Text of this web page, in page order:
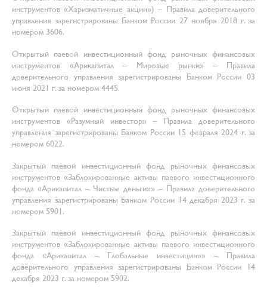
инструментов «Харизматичные акции») – Правила доверительного
управления зарегистрированы Банком России 27 ноября 2018 г. за
номером 3606.
Открытый паевой инвестиционный фонд рыночных финансовых
инструментов «Арикапитал – Мировые рынки» – Правила
доверительного управления зарегистрированы Банком России 03
июня 2021 г. за номером 4445.
Открытый паевой инвестиционный фонд рыночных финансовых
инструментов «Разумный инвестор» – Правила доверительного
управления зарегистрированы Банком России 15 февраля 2024 г. за
номером 6022.
Закрытый паевой инвестиционный фонд рыночных финансовых
инструментов «Заблокированные активы паевого инвестиционного
фонда «Арикапитал – Чистые деньги»» – Правила доверительного
управления зарегистрированы Банком России 14 декабря 2023 г. за
номером 5901.
Закрытый паевой инвестиционный фонд рыночных финансовых
инструментов «Заблокированные активы паевого инвестиционного
фонда «Арикапитал – Глобальные инвестиции»» – Правила
доверительного управления зарегистрированы Банком России 14
декабря 2023 г. за номером 5902.